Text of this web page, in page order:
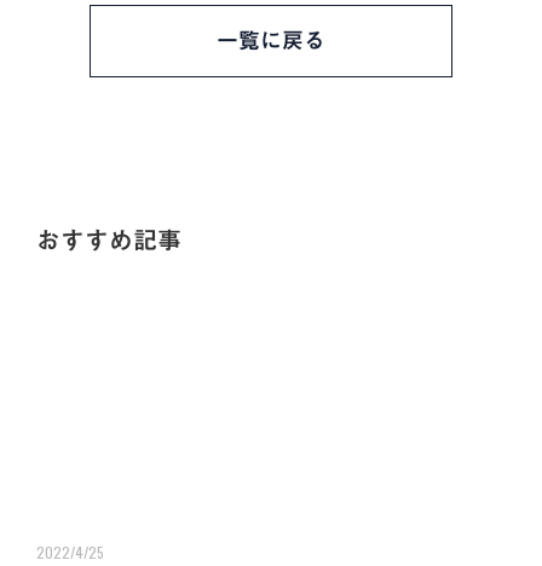
一覧に戻る
おすすめ記事
2022/4/25